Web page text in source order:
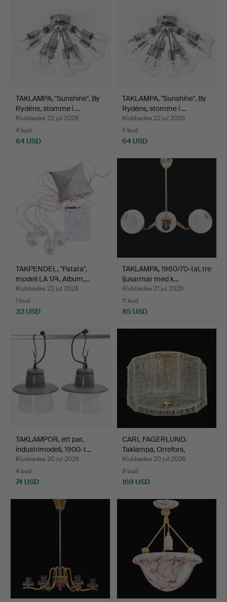
TAKLAMPA, "Sunshine", By
Rydéns, stomme i …
Klubbades 22 jul 2026
4 bud
64 USD
TAKLAMPA, "Sunshine", By
Rydéns, stomme i …
Klubbades 22 jul 2026
5 bud
64 USD
TAKPENDEL, "Patata",
modell LA 174, Album,…
Klubbades 22 jul 2026
1 bud
32 USD
TAKLAMPA, 1960/70-tal, tre
ljusarmar med k…
Klubbades 21 jul 2026
11 bud
85 USD
TAKLAMPOR, ett par,
industrimodell, 1900-t…
Klubbades 20 jul 2026
4 bud
74 USD
CARL FAGERLUND.
Taklampa, Orrefors,
1960/7…
Klubbades 20 jul 2026
9 bud
169 USD